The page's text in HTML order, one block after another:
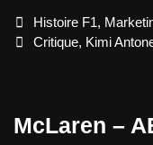
The
Seat
Categories
Histoire F1,
Tags
Critique, Kimi
McLaren –